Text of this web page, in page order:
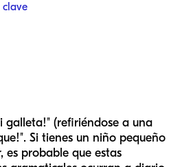
clave
galleta!" (refiriéndose a una
Si tienes un niño pequeño
es probable que estas